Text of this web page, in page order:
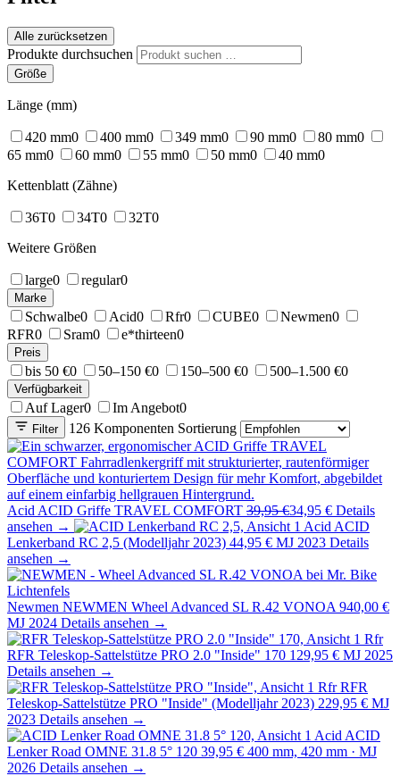
Alle zurücksetzen
Produkte durchsuchen
Größe
Länge (mm)
420 mm0 400 mm0 349 mm0 90 mm0 80 mm0
65 mm0 60 mm0 55 mm0 50 mm0 40 mm0
Kettenblatt (Zähne)
36T0 34T0 32T0
Weitere Größen
large0 regular0
Marke
Schwalbe0 Acid0 Rfr0 CUBE0 Newmen0
RFR0 Sram0 e*thirteen0
Preis
bis 50 €0 50–150 €0 150–500 €0 500–1.500 €0
Verfügbarkeit
Auf Lager0 Im Angebot0
Filter 126 Komponenten Sortierung
Acid ACID Griffe TRAVEL COMFORT 39,95 €34,95 € Details
ansehen →
Acid ACID
Lenkerband RC 2,5 (Modelljahr 2023) 44,95 € MJ 2023 Details
ansehen →
Newmen NEWMEN Wheel Advanced SL R.42 VONOA 940,00 €
MJ 2024 Details ansehen →
Rfr
RFR Teleskop-Sattelstütze PRO 2.0 "Inside" 170 129,95 € MJ 2025
Details ansehen →
Rfr RFR
Teleskop-Sattelstütze PRO "Inside" (Modelljahr 2023) 229,95 € MJ
2023 Details ansehen →
Acid ACID
Lenker Road OMNE 31.8 5° 120 39,95 € 400 mm, 420 mm · MJ
2026 Details ansehen →